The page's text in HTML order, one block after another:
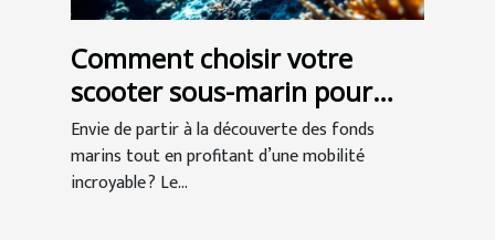
Comment choisir votre
scooter sous-marin pour
l'exploration ?
Envie de partir à la découverte des fonds
marins tout en profitant d’une mobilité
incroyable ? Le...